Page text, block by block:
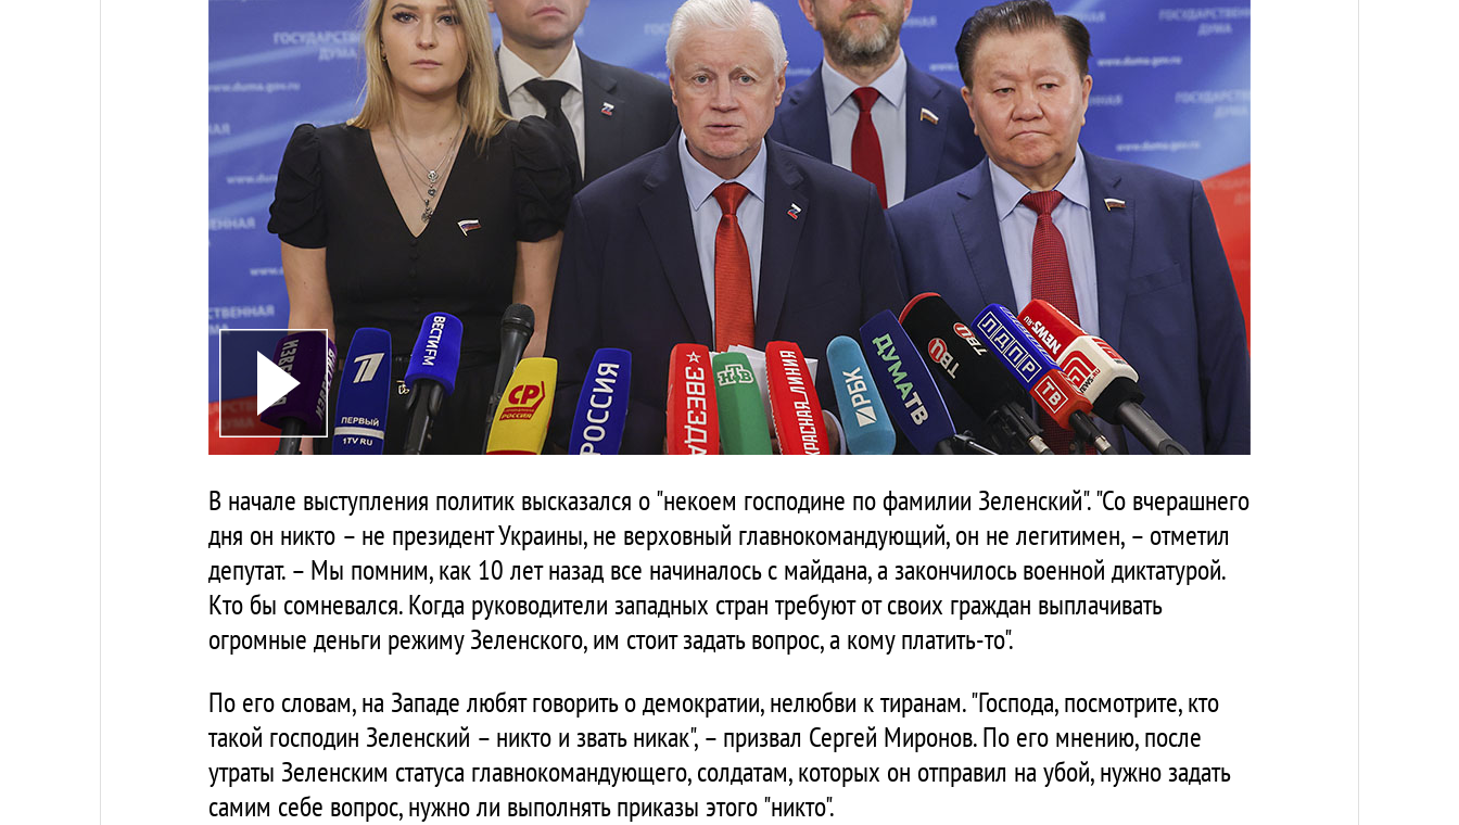
В начале выступления политик высказался о "некоем господине по фамилии Зеленский". "Со вчерашнего
дня он никто – не президент Украины, не верховный главнокомандующий, он не легитимен, – отметил
депутат. – Мы помним, как 10 лет назад все начиналось с майдана, а закончилось военной диктатурой.
Кто бы сомневался. Когда руководители западных стран требуют от своих граждан выплачивать
огромные деньги режиму Зеленского, им стоит задать вопрос, а кому платить-то".
По его словам, на Западе любят говорить о демократии, нелюбви к тиранам. "Господа, посмотрите, кто
такой господин Зеленский – никто и звать никак", – призвал Сергей Миронов. По его мнению, после
утраты Зеленским статуса главнокомандующего, солдатам, которых он отправил на убой, нужно задать
самим себе вопрос, нужно ли выполнять приказы этого "никто".